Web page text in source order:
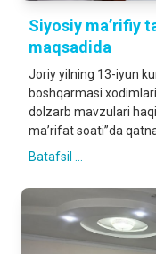
Siyosiy ma’rifiy
maqsadida
Joriy yilning 13-iyun
boshqarmasi
dolzarb mavzulari
ma’rifat soati”da
Batafsil ...